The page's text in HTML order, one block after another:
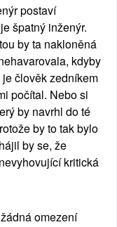
postaví
špatný inženýr.
by ta nakloněná
kdyby
člověk zedníkem
počítal. Nebo si
by navrhl do té
by to tak bylo
by se, že
kritická
omezení